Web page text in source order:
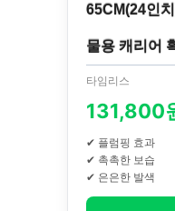
65CM(24인
물용 캐리어
타임리스
131,800
✔ 플럼핑 효과
✔ 촉촉한 보습
✔ 은은한 발색